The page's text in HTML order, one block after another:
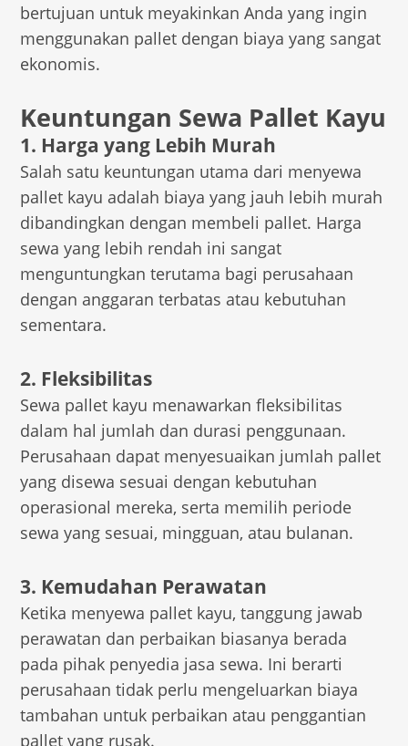
bertujuan untuk meyakinkan Anda yang ingin
menggunakan pallet dengan biaya yang sangat
ekonomis.
Keuntungan Sewa Pallet Kayu
1. Harga yang Lebih Murah
Salah satu keuntungan utama dari menyewa
pallet kayu adalah biaya yang jauh lebih murah
dibandingkan dengan membeli pallet. Harga
sewa yang lebih rendah ini sangat
menguntungkan terutama bagi perusahaan
dengan anggaran terbatas atau kebutuhan
sementara.
2. Fleksibilitas
Sewa pallet kayu menawarkan fleksibilitas
dalam hal jumlah dan durasi penggunaan.
Perusahaan dapat menyesuaikan jumlah pallet
yang disewa sesuai dengan kebutuhan
operasional mereka, serta memilih periode
sewa yang sesuai, mingguan, atau bulanan.
3. Kemudahan Perawatan
Ketika menyewa pallet kayu, tanggung jawab
perawatan dan perbaikan biasanya berada
pada pihak penyedia jasa sewa. Ini berarti
perusahaan tidak perlu mengeluarkan biaya
tambahan untuk perbaikan atau penggantian
pallet yang rusak.